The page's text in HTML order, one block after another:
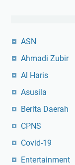
ASN
Ahmadi Zubir
Al Haris
Asusila
Berita Daerah
CPNS
Covid-19
Entertainment